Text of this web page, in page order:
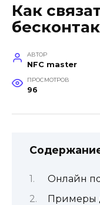
Как
АВТОР
NFC master
ПРОСМОТРОВ
96
Онлайн
Примеры